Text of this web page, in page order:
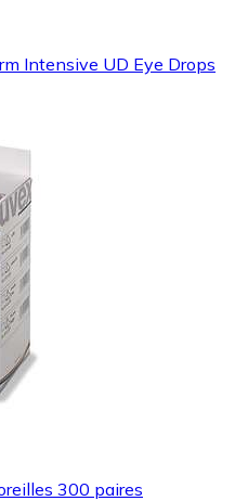
Intensive UD Eye Drops
300 paires